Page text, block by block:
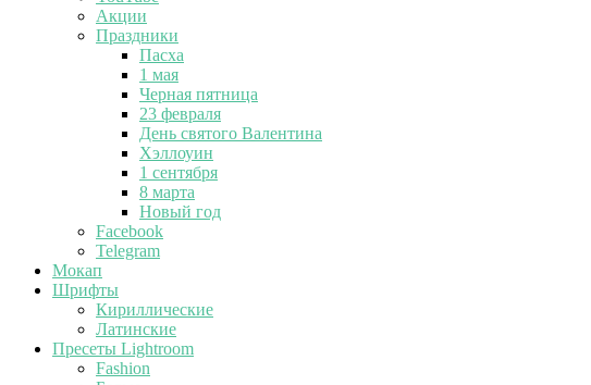
Акции
Праздники
Пасха
1 мая
Черная пятница
23 февраля
День святого Валентина
Хэллоуин
1 сентября
8 марта
Новый год
Facebook
Telegram
Мокап
Шрифты
Кириллические
Латинские
Пресеты Lightroom
Fashion